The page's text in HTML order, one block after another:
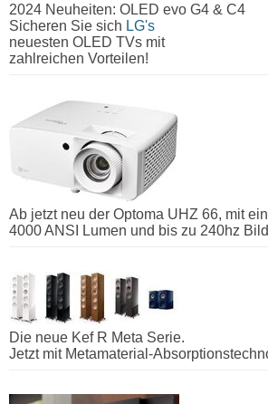
2024 Neuheiten: OLED evo G4 & C4
Sicheren Sie sich LG's
neuesten OLED TVs mit
zahlreichen Vorteilen!
Ab jetzt neu der Optoma UHZ 66, mit
4000 ANSI Lumen und bis zu 240hz
Die neue Kef R Meta Serie.
Jetzt mit Metamaterial-